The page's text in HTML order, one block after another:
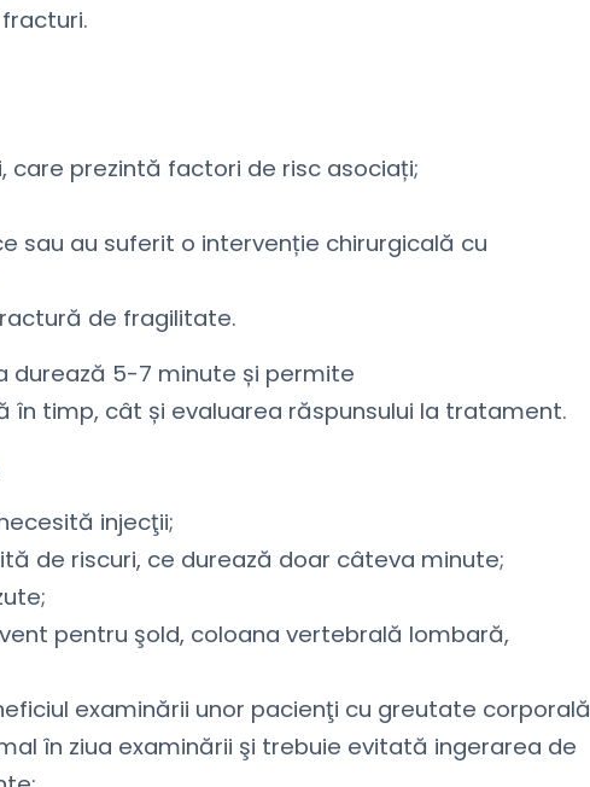
care prezintă factori de risc asociați;
sau au suferit o intervenție chirurgicală cu
de fragilitate.
durează 5-7 minute și permite
în timp, cât și evaluarea răspunsului la tratament.
injecţii;
de riscuri, ce durează doar câteva minute;
pentru şold, coloana vertebrală lombară,
examinării unor pacienţi cu greutate corporală
în ziua examinării şi trebuie evitată ingerarea de